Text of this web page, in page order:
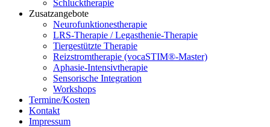
Schlucktherapie
Zusatzangebote
Neurofunktionestherapie
LRS-Therapie / Legasthenie-Therapie
Tiergestützte Therapie
Reizstromtherapie (vocaSTIM®-Master)
Aphasie-Intensivtherapie
Sensorische Integration
Workshops
Termine/Kosten
Kontakt
Impressum